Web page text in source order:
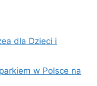
dla Dzieci i
w Polsce na